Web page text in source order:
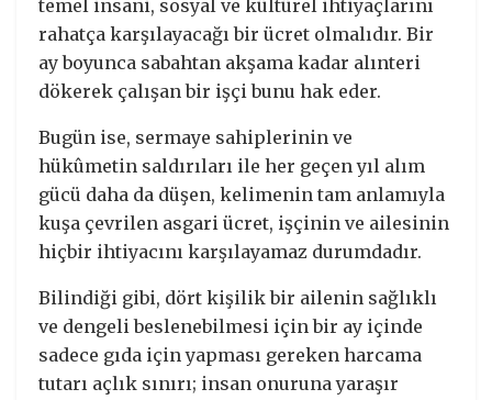
temel insani, sosyal ve kültürel ihtiyaçlarını
rahatça karşılayacağı bir ücret olmalıdır. Bir
ay boyunca sabahtan akşama kadar alınteri
dökerek çalışan bir işçi bunu hak eder.
Bugün ise, sermaye sahiplerinin ve
hükûmetin saldırıları ile her geçen yıl alım
gücü daha da düşen, kelimenin tam anlamıyla
kuşa çevrilen asgari ücret, işçinin ve ailesinin
hiçbir ihtiyacını karşılayamaz durumdadır.
Bilindiği gibi, dört kişilik bir ailenin sağlıklı
ve dengeli beslenebilmesi için bir ay içinde
sadece gıda için yapması gereken harcama
tutarı açlık sınırı; insan onuruna yaraşır